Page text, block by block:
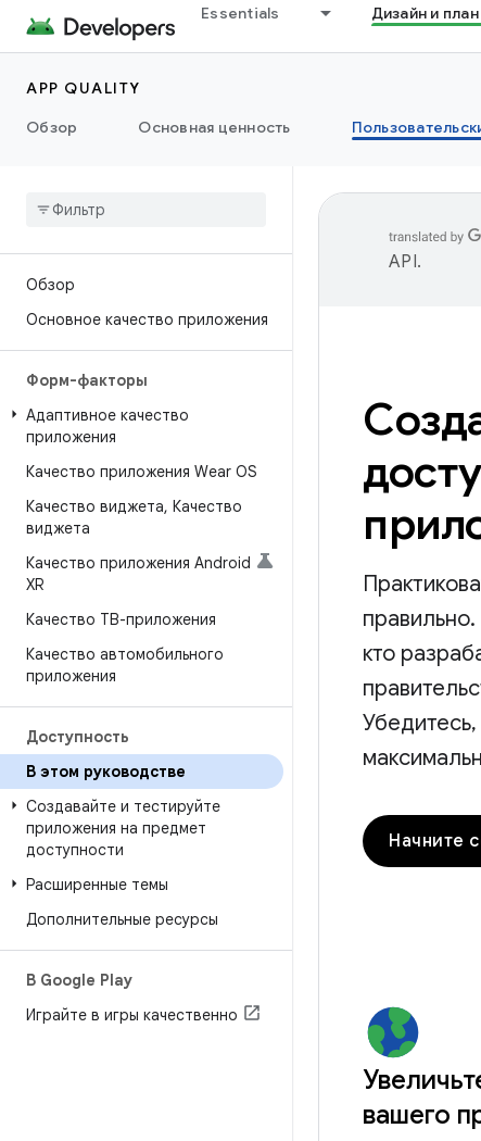
Essentials Дизайн и план
APP QUALITY
Обзор
Основная ценность
Обзор
Основное качество приложения
Форм-факторы
Адаптивное качество
приложения
Качество приложения Wear OS
Качество виджета, Качество
виджета
Качество приложения Android
XR
Качество ТВ-приложения
Качество автомобильного
приложения
Доступность
В этом руководстве
Создавайте и тестируйте
приложения на предмет
доступности
Расширенные темы
Дополнительные ресурсы
В Google Play
Играйте в игры качественно
API.
кто
вашего